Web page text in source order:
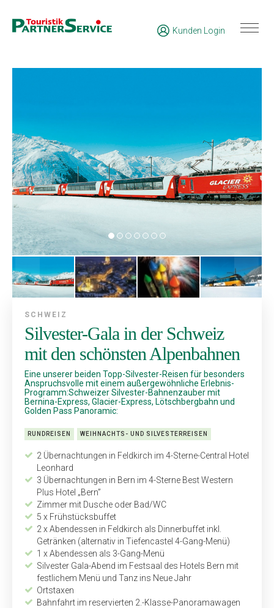
Kunden Login
SCHWEIZ
Silvester-Gala in der Schweiz
mit den schönsten Alpenbahnen
Eine unserer beiden Topp-Silvester-Reisen für besonders
Anspruchsvolle mit einem außergewöhnliche Erlebnis-
Programm:Schweizer Silvester-Bahnenzauber mit
Bernina-Express, Glacier-Express, Lötschbergbahn und
Golden Pass Panoramic:
RUNDREISEN WEIHNACHTS- UND SILVESTERREISEN
2 Übernachtungen in Feldkirch im 4-Sterne-Central Hotel
Leonhard
3 Übernachtungen in Bern im 4-Sterne Best Western
Plus Hotel „Bern”
Zimmer mit Dusche oder Bad/WC
5 x Frühstücksbuffet
2 x Abendessen in Feldkirch als Dinnerbuffet inkl.
Getränken (alternativ in Tiefencastel 4-Gang-Menü)
1 x Abendessen als 3-Gang-Menü
Silvester Gala-Abend im Festsaal des Hotels Bern mit
festlichem Menü und Tanz ins Neue Jahr
Ortstaxen
Bahnfahrt im reservierten 2.-Klasse-Panoramawagen